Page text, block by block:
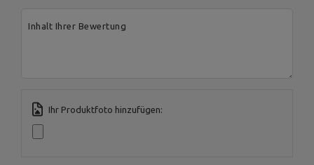
Inhalt Ihrer Bewertung
Ihr Produktfoto hinzufügen: